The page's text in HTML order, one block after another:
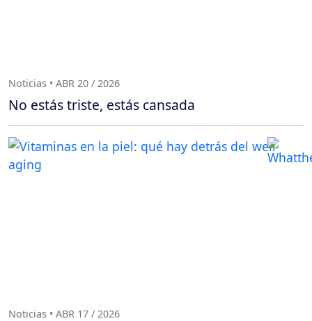
Noticias • ABR 20 / 2026
No estás triste, estás cansada
Noticias • ABR 17 / 2026